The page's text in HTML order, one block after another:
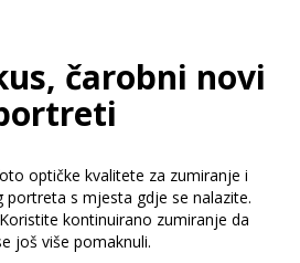
čarobni novi
optičke kvalitete za zumiranje i
portreta s mjesta gdje se nalazite.
kontinuirano zumiranje da
još više pomaknuli.